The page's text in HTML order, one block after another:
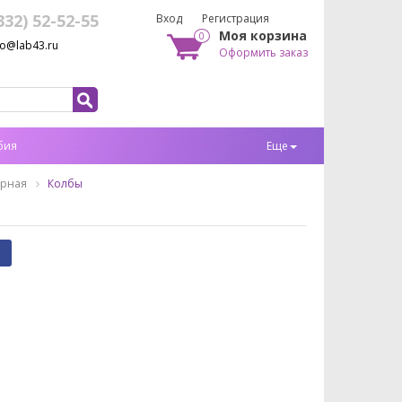
52-52-55 Вход Регистрация
0 Моя корзина
Оформить заказ
Еще
Колбы